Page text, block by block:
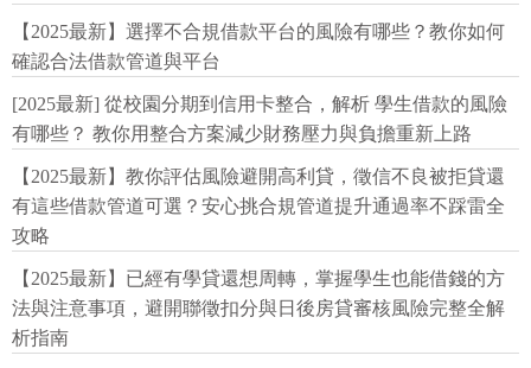
【2025最新】選擇不合規借款平台的風險有哪些？教你如何
確認合法借款管道與平台
[2025最新] 從校園分期到信用卡整合，解析 學生借款的風險
有哪些？ 教你用整合方案減少財務壓力與負擔重新上路
【2025最新】教你評估風險避開高利貸，徵信不良被拒貸還
有這些借款管道可選？安心挑合規管道提升通過率不踩雷全
攻略
【2025最新】已經有學貸還想周轉，掌握學生也能借錢的方
法與注意事項，避開聯徵扣分與日後房貸審核風險完整全解
析指南